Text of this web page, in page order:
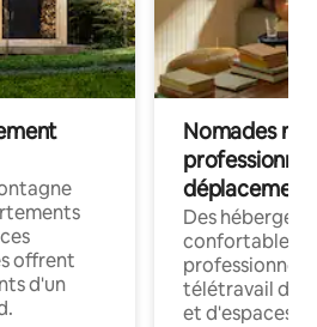
offrent
d'un
Nomades
déplacement
Des
confortables
professionnels
télétravail
et d'espaces